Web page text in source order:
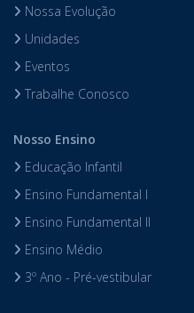
Nossa Evolução
Unidades
Eventos
Trabalhe Conosco
Nosso Ensino
Educação Infantil
Ensino Fundamental I
Ensino Fundamental II
Ensino Médio
3º Ano - Pré-vestibular